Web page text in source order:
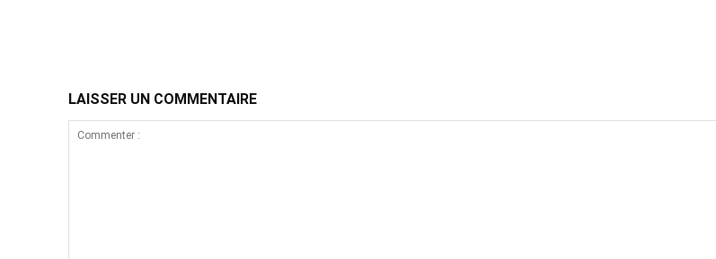
LAISSER UN COMMENTAIRE